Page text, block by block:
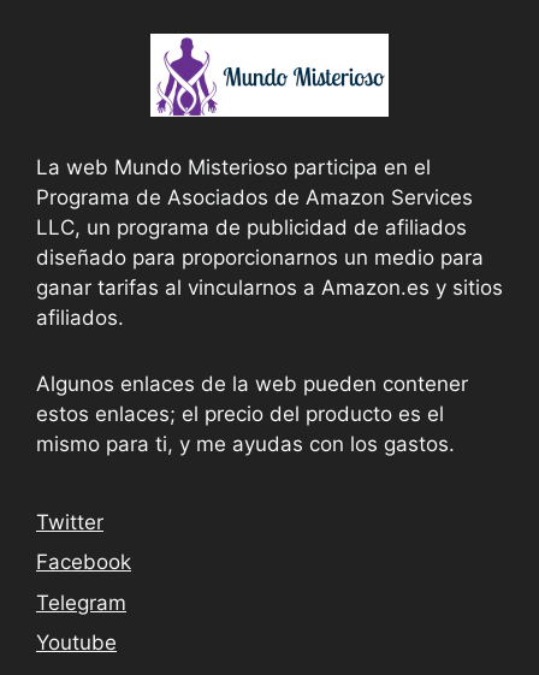
La web Mundo Misterioso participa en el
Programa de Asociados de Amazon Services
LLC, un programa de publicidad de afiliados
diseñado para proporcionarnos un medio para
ganar tarifas al vincularnos a Amazon.es y sitios
afiliados.
Algunos enlaces de la web pueden contener
estos enlaces; el precio del producto es el
mismo para ti, y me ayudas con los gastos.
Twitter
Facebook
Telegram
Youtube